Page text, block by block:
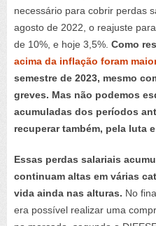
necessário para cobrir perdas
agosto de 2022, o reajuste
de 10%, e hoje 3,5%. Como
acima da inflação foram
semestre de 2023, mesmo
greves. Mas não podemos
acumuladas dos períodos
recuperar também, pela luta
Essas perdas salariais
continuam altas em várias
vida ainda nas alturas. No
era possível realizar uma